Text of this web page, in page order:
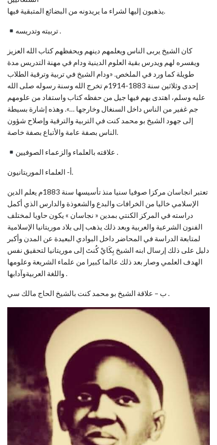
يذهبون إليها لشراء ما يريدونه من البضائع المتبقية فيها.
تربيته وتدريسه .
كان الشيخ يربى الناس ويعلمهم دينهم ويحفظهم كتاب الله العزيز
ويفسره لهم ويدرس بقية العلوم الدينية ودام في مهنة التدريس مدة
طويلة كما ورد في الملخص. «ودام الشيخ في تربية وترقية الطلاب
إحدى وثلاثين سنة 1883-1914م تخرج الله وسنة رسوله صلى الله
عليه وسلم، اهتدى بهم فيها جيل من حفظه کتاب واستفاد من علومهم
جم غفير من الناس داخل السنغال وخارجها …». وهذه إشارة بسيطة
إلى جهود الشيخ بو محمد كنت في التربية والترقية وإصلاح شؤون
الناس بصفة عامة والأتباع بصفة خاصة.
علاقته بالعلماء والزعماء الصوفيين .
أ- العلماء الموريتانيون.
تعتبر انجاسان مركزا صوفيا سنيا منذ تأسيسها سنة 1883م يعلم الدين
الإسلامي خاليا من الخرافات والبدع والشعوذة والدارس الذي أكمل
دراسته في المركز الكنتي بمدين « نجاسان » يكون حاويا لمختلف
الفنون الشرعية والعربية وبعد ذلك يذهب إلى بلاد موريتانيا الإسلامية
لمتابعة الدراسة في المحاضر داخل البوادي البعيدة عن المدن وأكبر
دليل على ذلك إرسال ابنه الشيخ بِكَايْ كُنتَ إلى موريتانيا لتحقيق نفس
الهدف العلمي وصار بعد ذلك عالما كبيرا من علماء الشريعة وعلومها
واللغة العربيةوآدابها .
ب – علاقة الشيخ بو محمد كنت بالشيخ الحاج مالك سي .